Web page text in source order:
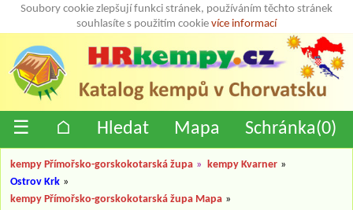
Soubory cookie zlepšují funkci stránek, používáním těchto stránek
souhlasíte s použitím cookie více informací
☰ ⌂ Hledat Mapa Schránka(0)
kempy Přímořsko-gorskokotarská župa » kempy Kvarner »
Ostrov Krk »
kempy Přímořsko-gorskokotarská župa Mapa »